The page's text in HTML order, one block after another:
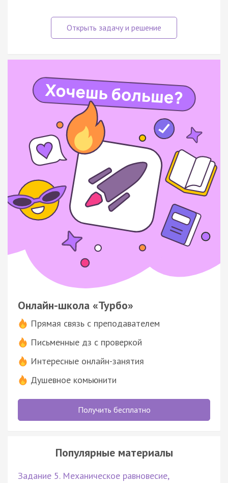
Онлайн-школа «Турбо»
Прямая связь с преподавателем
Письменные дз с проверкой
Интересные онлайн-занятия
Душевное комьюнити
Получить бесплатно
Популярные материалы
Задание 5. Механическое равновесие,